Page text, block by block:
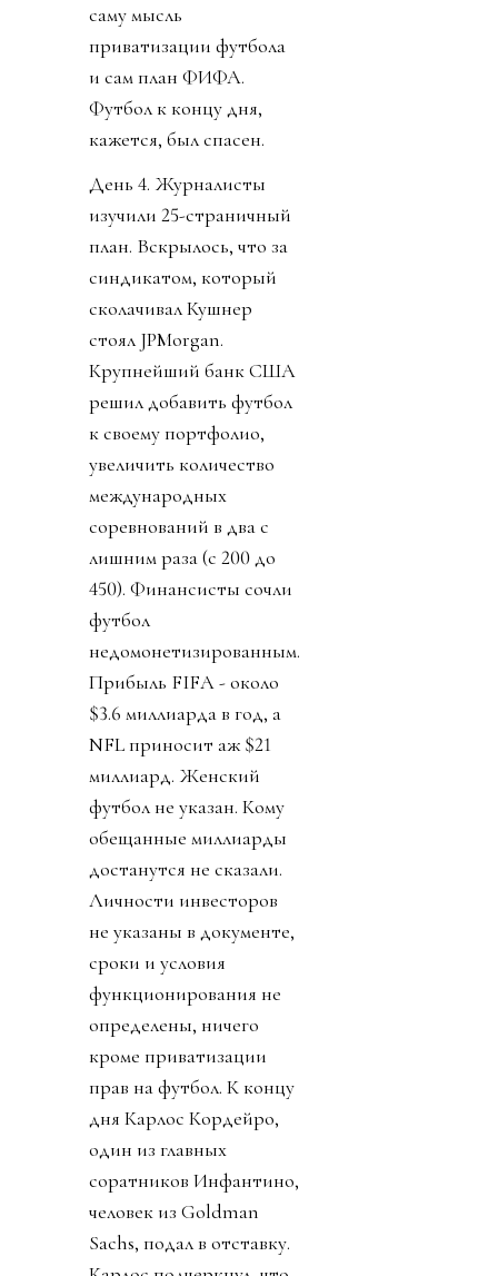
саму мысль
приватизации футбола
и сам план ФИФА.
Футбол к концу дня,
кажется, был спасен.
День 4. Журналисты
изучили 25-страничный
план. Вскрылось, что за
синдикатом, который
сколачивал Кушнер
стоял JPMorgan.
Крупнейший банк США
решил добавить футбол
к своему портфолио,
увеличить количество
международных
соревнований в два с
лишним раза (с 200 до
450). Финансисты сочли
футбол
недомонетизированным.
Прибыль FIFA - около
$3.6 миллиарда в год, а
NFL приносит аж $21
миллиард. Женский
футбол не указан. Кому
обещанные миллиарды
достанутся не сказали.
Личности инвесторов
не указаны в документе,
сроки и условия
функционирования не
определены, ничего
кроме приватизации
прав на футбол. К концу
дня Карлос Кордейро,
один из главных
соратников Инфантино,
человек из Goldman
Sachs, подал в отставку.